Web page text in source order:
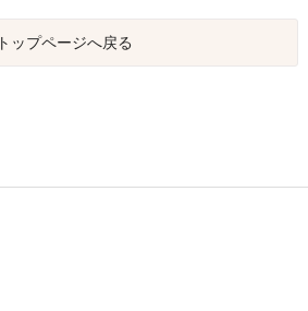
トップページへ戻る